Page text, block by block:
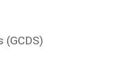
(GCDS)